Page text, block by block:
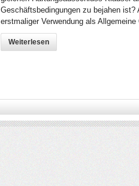
Geschäftsbedingungen zu bejahen
erstmaliger Verwendung als
Weiterlesen